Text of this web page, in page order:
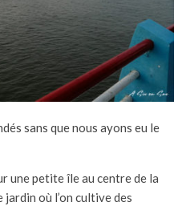
sans que nous ayons eu le
une petite île au centre de la
où l’on cultive des